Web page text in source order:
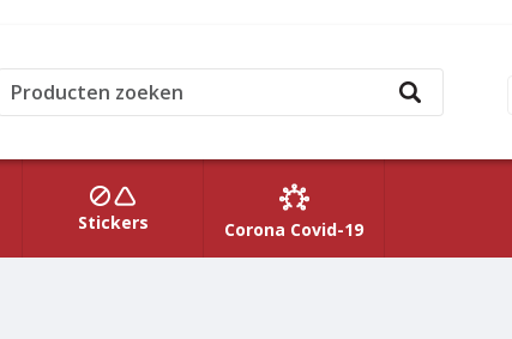
Stickers Corona Covid-19